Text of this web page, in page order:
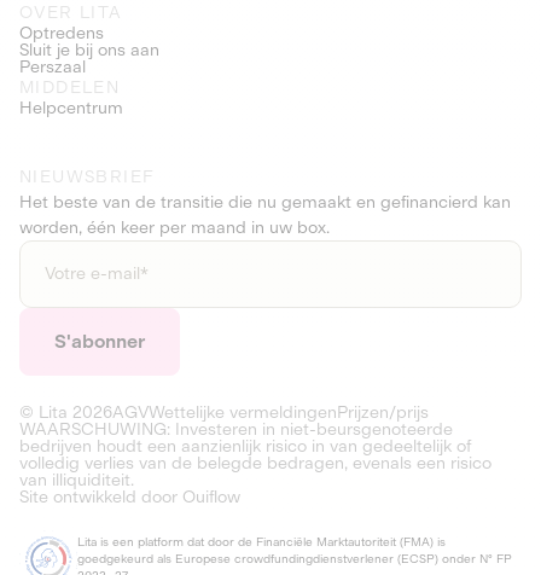
OVER LITA
Optredens
Sluit je bij ons aan
Perszaal
MIDDELEN
Helpcentrum
NIEUWSBRIEF
Het beste van de transitie die nu gemaakt en gefinancierd kan
worden, één keer per maand in uw box.
© Lita 2026AGVWettelijke vermeldingenPrijzen/prijs
WAARSCHUWING: Investeren in niet-beursgenoteerde
bedrijven houdt een aanzienlijk risico in van gedeeltelijk of
volledig verlies van de belegde bedragen, evenals een risico
van illiquiditeit.
Site ontwikkeld door Ouiflow
Lita is een platform dat door de Financiële Marktautoriteit (FMA) is
goedgekeurd als Europese crowdfundingdienstverlener (ECSP) onder N° FP